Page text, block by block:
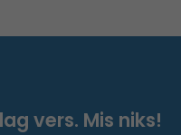
vers. Mis niks!